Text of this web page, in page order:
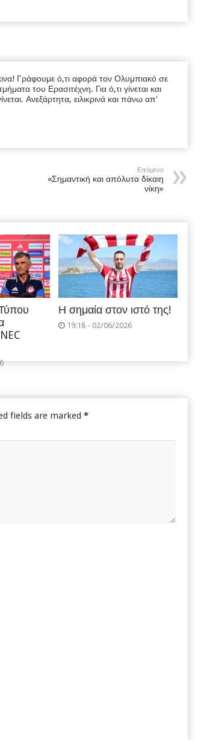
Γράφουμε ό,τι αφορά τον Ολυμπιακό σε
του Ερασιτέχνη. Για ό,τι γίνεται και
Ανεξάρτητα, ειλικρινά και πάνω απ'
Επόμενο
«Σημαντική και απόλυτα δίκαιη
νίκη»
Η σημαία στον ιστό της!
19:18 - 02/06/2026
fields are marked *